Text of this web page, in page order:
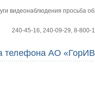
видеонаблюдения просьба
240-45-16, 240-09-29, 8-800-
телефона АО